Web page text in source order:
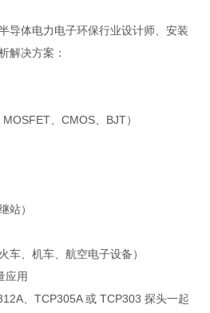
导体电力电子环保行业设计师、安装
解决方案：
、CMOS、BJT）
站）
车、机车、航空电子设备）
应用
、TCP305A 或 TCP303 探头一起